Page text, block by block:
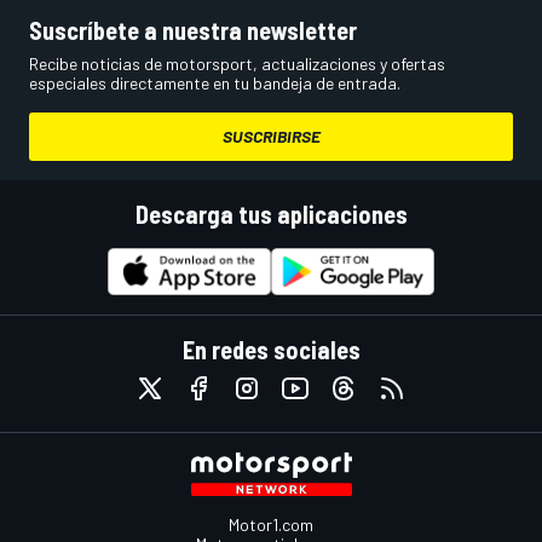
Suscríbete a nuestra newsletter
Recibe noticias de motorsport, actualizaciones y ofertas
especiales directamente en tu bandeja de entrada.
SUSCRIBIRSE
Descarga tus aplicaciones
En redes sociales
Motor1.com